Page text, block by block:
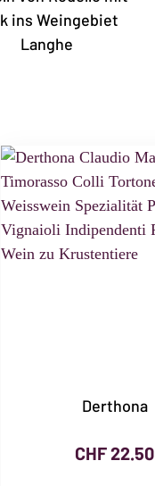
ins Weingebiet
Langhe
Derthona
CHF22.50